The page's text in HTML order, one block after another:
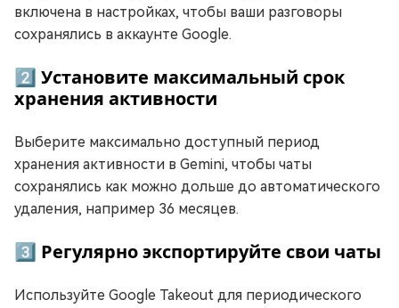
включена в настройках, чтобы ваши разговоры
сохранялись в аккаунте Google.
2️⃣ Установите максимальный срок
хранения активности
Выберите максимально доступный период
хранения активности в Gemini, чтобы чаты
сохранялись как можно дольше до автоматического
удаления, например 36 месяцев.
3️⃣ Регулярно экспортируйте свои чаты
Используйте Google Takeout для периодического